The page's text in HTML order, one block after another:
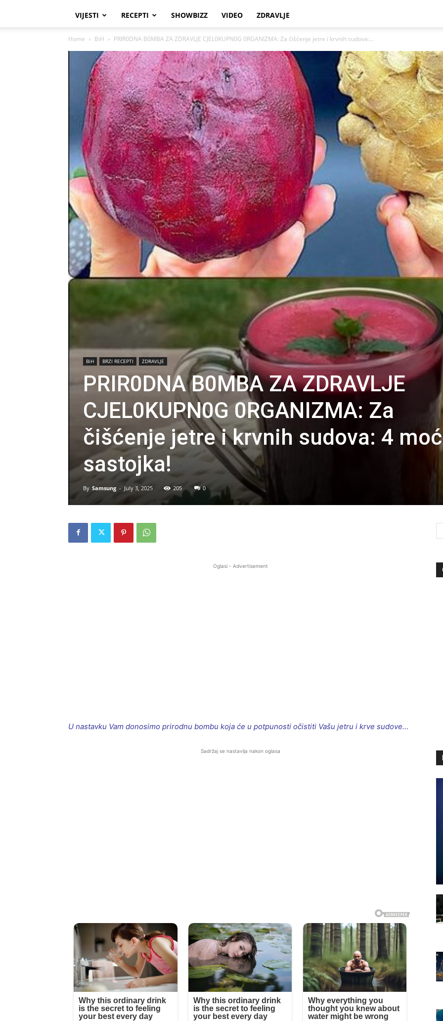
VIJESTI RECEPTI SHOWBIZZ VIDEO ZDRAVLJE
Home BiH PRIR0DNA B0MBA ZA ZDRAVLJE CJEL0KUPN0G 0RGANIZMA: Za čišćenje jetre i krvnih sudova:...
BiH BRZI RECEPTI ZDRAVLJE
PRIR0DNA B0MBA ZA ZDRAVLJE
CJEL0KUPN0G 0RGANIZMA: Za
čišćenje jetre i krvnih sudova: 4
sastojka!
By Samsung - July 3, 2025 205 0
Oglasi - Advertisement
U nastavku Vam donosimo prirodnu bombu koja će u potpunosti očistiti Vašu jetru i krve sudove…
Sadržaj se nastavlja nakon oglasa